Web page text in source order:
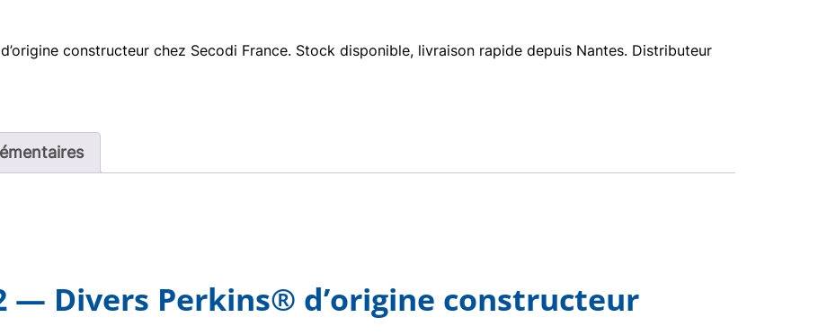
constructeur chez Secodi France. Stock disponible, livraison rapide depuis Nantes. Distributeur
— Divers Perkins® d’origine constructeur